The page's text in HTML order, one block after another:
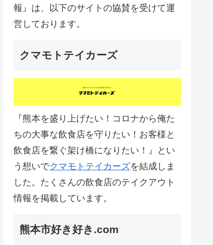
報』は、以下のサイトの協賛を受けて運
営しております。
クマモトテイカーズ
『熊本を盛り上げたい！コロナから俺た
ちの大事な飲食店を守りたい！お客様と
飲食店を繋ぐ架け橋になりたい！』とい
う想いでクマモトテイカーズを結成しま
した。たくさんの飲食店のテイクアウト
情報を掲載しています。
熊本市好き好き.com